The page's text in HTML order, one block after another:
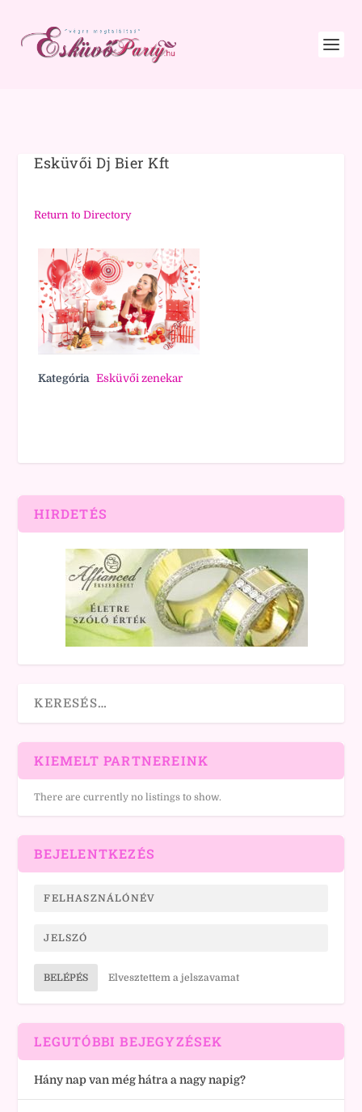
Esküvői Dj Bier Kft
Return to Directory
Kategória Esküvői zenekar
HIRDETÉS
KIEMELT PARTNEREINK
There are currently no listings to show.
BEJELENTKEZÉS
BELÉPÉS Elvesztettem a jelszavamat
LEGUTÓBBI BEJEGYZÉSEK
Hány nap van még hátra a nagy napig?